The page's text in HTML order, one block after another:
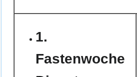
1.
Fastenwoche